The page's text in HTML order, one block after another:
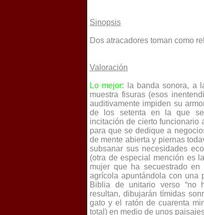
Sinopsis
Dos atracadores toman como
Valoración
Lo mejor: la banda sonora, a
muestra fisuras (esos
auditivamente impiden su
de los setenta en la que
incitación de cierto funcionario
para que se dedique a
de mente abierta y piernas
subsanar sus necesidades
(otra de especial mención es
mujer que ha secuestrado
agrícola apuntándola con una
Biblia de unitario verso “no
resultan, dibujarán tímidas
gato y el ratón de cuarenta
total) en medio de unos